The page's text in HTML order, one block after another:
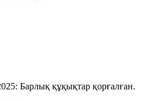
Барлық құқықтар қорғалған.